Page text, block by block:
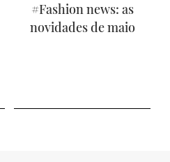
#Fashion news: as
novidades de maio